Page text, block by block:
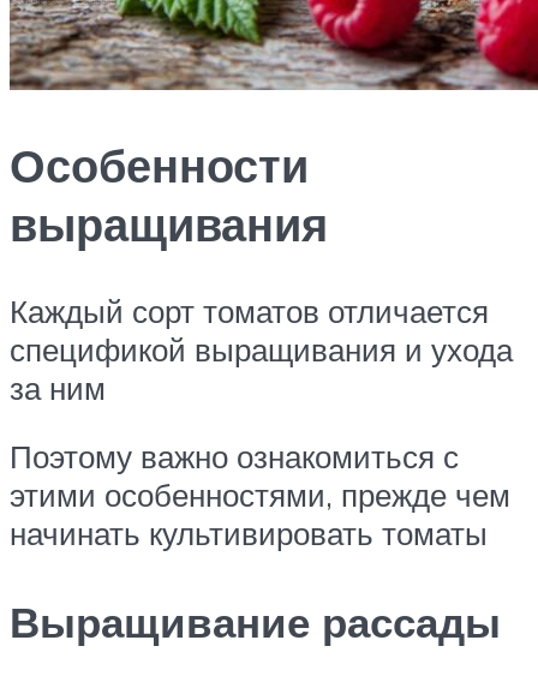
Особенности
выращивания
Каждый сорт томатов отличается
спецификой выращивания и ухода
за ним
Поэтому важно ознакомиться с
этими особенностями, прежде чем
начинать культивировать томаты
Выращивание рассады